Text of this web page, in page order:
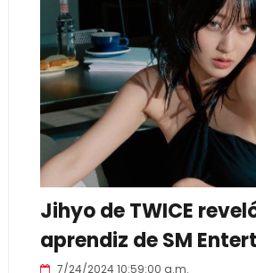
Jihyo de TWICE
aprendiz de SM
7/24/2024 10:59:00 a.m.